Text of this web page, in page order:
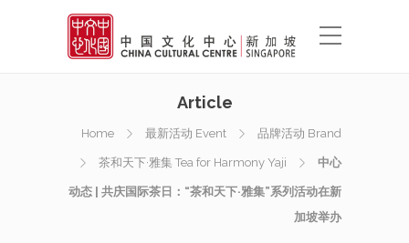
Article
Home 最新活动 Event 品牌活动 Brand
茶和天下·雅集 Tea for Harmony Yaji 中心
动态 | 共庆国际茶日：“茶和天下·雅集”系列活动在新
加坡举办